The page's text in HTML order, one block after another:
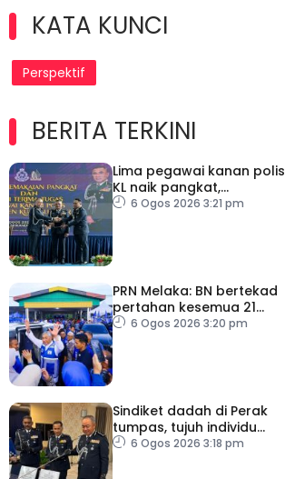
KATA KUNCI
Perspektif
BERITA TERKINI
Lima pegawai kanan polis
KL naik pangkat,
perkukuh kepimpinan
6 Ogos 2026 3:21 pm
PRN Melaka: BN bertekad
pertahan kesemua 21
kerusi, terbuka sebarang
6 Ogos 2026 3:20 pm
Sindiket dadah di Perak
tumpas, tujuh individu
ditahan
6 Ogos 2026 3:18 pm